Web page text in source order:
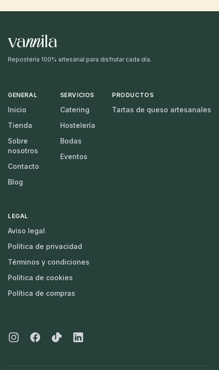
Repostería 100% artesanal para disfrutar cada día.
GENERAL
Inicio
Tienda
Sobre
nosotros
Contacto
Blog
SERVICIOS
Catering
Hostelería
Bodas
Eventos
PRODUCTOS
Tartas de queso artesanales
LEGAL
Aviso legal
Política de privacidad
Términos y condiciones
Política de cookies
Política de compras
InstagramFacebook
Tiktok Linkedin